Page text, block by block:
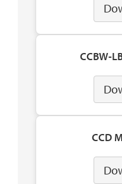
CCBW-
CCD